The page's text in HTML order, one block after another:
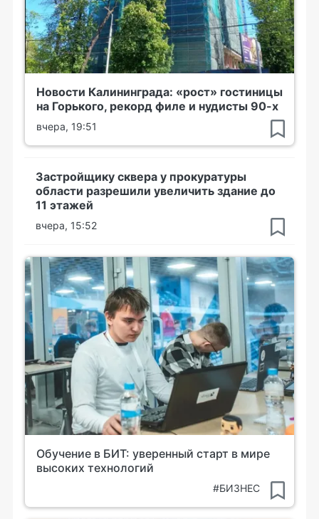
Новости Калининграда: «рост» гостиницы
на Горького, рекорд филе и нудисты 90-х
вчера, 19:51
Застройщику сквера у прокуратуры
области разрешили увеличить здание до
11 этажей
вчера, 15:52
Обучение в БИТ: уверенный старт в мире
высоких технологий
#БИЗНЕС